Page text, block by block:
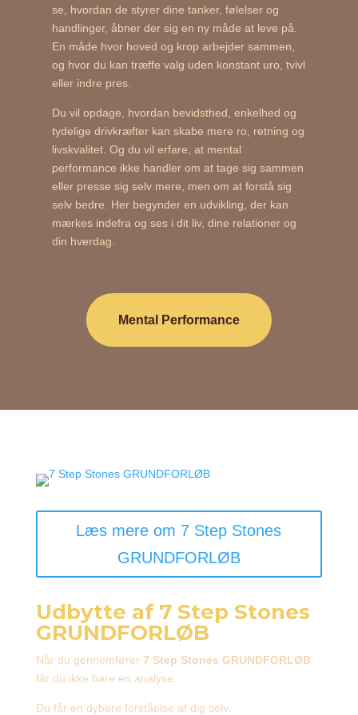
se, hvordan de styrer dine tanker, følelser og
handlinger, åbner der sig en ny måde at leve på.
En måde hvor hoved og krop arbejder sammen,
og hvor du kan træffe valg uden konstant uro, tvivl
eller indre pres.
Du vil opdage, hvordan bevidsthed, enkelhed og
tydelige drivkræfter kan skabe mere ro, retning og
livskvalitet. Og du vil erfare, at mental
performance ikke handler om at tage sig sammen
eller presse sig selv mere, men om at forstå sig
selv bedre. Her begynder en udvikling, der kan
mærkes indefra og ses i dit liv, dine relationer og
din hverdag.
Mental Performance
Læs mere om 7 Step Stones
GRUNDFORLØB
Udbytte af 7 Step Stones
GRUNDFORLØB
Når du gennemfører 7 Step Stones GRUNDFORLØB,
får du ikke bare en analyse.
Du får en dybere forståelse af dig selv.